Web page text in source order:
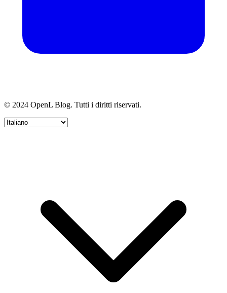
© 2024 OpenL Blog. Tutti i diritti riservati.